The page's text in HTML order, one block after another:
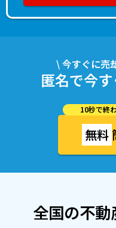
\ 今すぐに売
匿名で今
10秒で終
無料
全国の不